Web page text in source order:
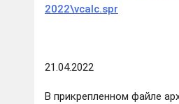
2022\vcalc.spr
21.04.2022
В прикрепленном файле